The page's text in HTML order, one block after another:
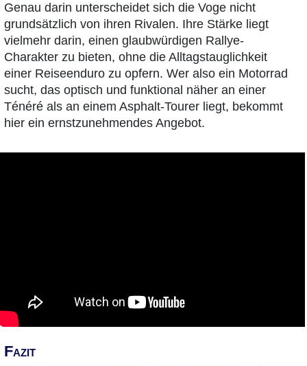
Genau darin unterscheidet sich die Voge nicht
grundsätzlich von ihren Rivalen. Ihre Stärke liegt
vielmehr darin, einen glaubwürdigen Rallye-
Charakter zu bieten, ohne die Alltagstauglichkeit
einer Reiseenduro zu opfern. Wer also ein Motorrad
sucht, das optisch und funktional näher an einer
Ténéré als an einem Asphalt-Tourer liegt, bekommt
hier ein ernstzunehmendes Angebot.
Fazit